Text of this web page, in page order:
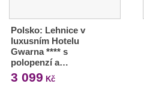
Polsko: Lehnice v
luxusním Hotelu
Gwarna **** s
polopenzí a…
3 099 Kč